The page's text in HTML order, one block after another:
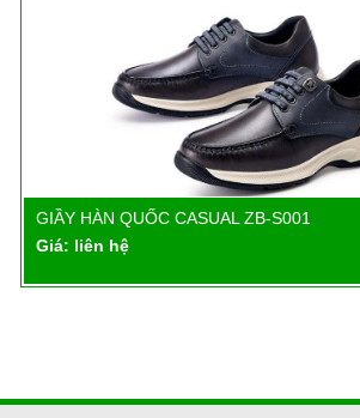
Chi tiết
GIẦY HÀN QUỐC CASUAL ZB-S001
Giá: liên hệ